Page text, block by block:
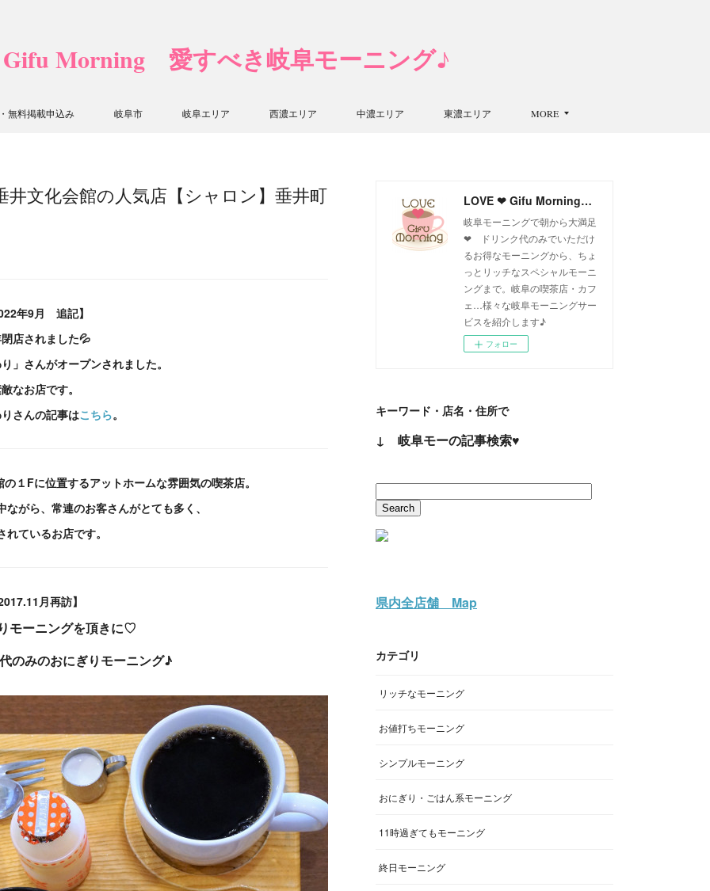
Morning 愛すべき岐阜モーニング♪
無料掲載申込み 岐阜市 岐阜エリア 西濃エリア 中濃エリア 東濃エリア MORE
文化会館の人気店【シャロン】垂井町
年9月 追記】
店されました💦
」さんがオープンされました。
なお店です。
さんの記事はこちら。
１Fに位置するアットホームな雰囲気の喫茶店。
がら、常連のお客さんがとても多く、
れているお店です。
月再訪】
モーニングを頂きに♡
のみのおにぎりモーニング♪
LOVE ❤ Gifu Morning 愛すべき岐阜モーニング♪
岐阜モーニングで朝から大満足
❤ ドリンク代のみでいただけ
るお得なモーニングから、ちょ
っとリッチなスペシャルモーニ
ングまで。岐阜の喫茶店・カフ
ェ…様々な岐阜モーニングサー
ビスを紹介します♪
フォロー
キーワード・店名・住所で
↓ 岐阜モーの記事検索♥
県内全店舗 Map
カテゴリ
リッチなモーニング
お値打ちモーニング
シンプルモーニング
おにぎり・ごはん系モーニング
11時過ぎてもモーニング
終日モーニング